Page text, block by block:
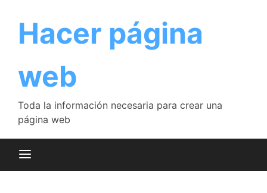
contenido
Hacer página
web
Toda la información necesaria para crear una
página web